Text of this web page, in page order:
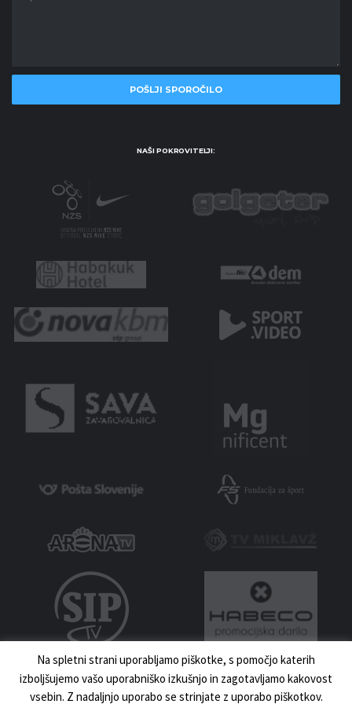
NAŠI POKROVITELJI:
MNZ MARIBOR 2023 | VSE PRAVICE PRIDRŽANE | IZDELAVA:UKI.SI
Na spletni strani uporabljamo piškotke, s pomočjo katerih
izboljšujemo vašo uporabniško izkušnjo in zagotavljamo kakovost
vsebin. Z nadaljnjo uporabo se strinjate z uporabo piškotkov.